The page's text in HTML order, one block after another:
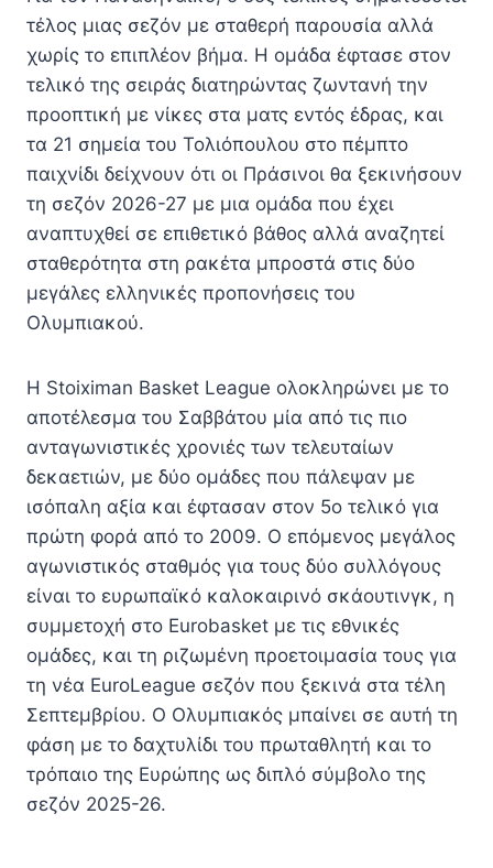
τέλος μιας σεζόν με σταθερή παρουσία αλλά
χωρίς το επιπλέον βήμα. Η ομάδα έφτασε στον
τελικό της σειράς διατηρώντας ζωντανή την
προοπτική με νίκες στα ματς εντός έδρας, και
τα 21 σημεία του Τολιόπουλου στο πέμπτο
παιχνίδι δείχνουν ότι οι Πράσινοι θα ξεκινήσουν
τη σεζόν 2026-27 με μια ομάδα που έχει
αναπτυχθεί σε επιθετικό βάθος αλλά αναζητεί
σταθερότητα στη ρακέτα μπροστά στις δύο
μεγάλες ελληνικές προπονήσεις του
Ολυμπιακού.
Η Stoiximan Basket League ολοκληρώνει με το
αποτέλεσμα του Σαββάτου μία από τις πιο
ανταγωνιστικές χρονιές των τελευταίων
δεκαετιών, με δύο ομάδες που πάλεψαν με
ισόπαλη αξία και έφτασαν στον 5ο τελικό για
πρώτη φορά από το 2009. Ο επόμενος μεγάλος
αγωνιστικός σταθμός για τους δύο συλλόγους
είναι το ευρωπαϊκό καλοκαιρινό σκάουτινγκ, η
συμμετοχή στο Eurobasket με τις εθνικές
ομάδες, και τη ριζωμένη προετοιμασία τους για
τη νέα EuroLeague σεζόν που ξεκινά στα τέλη
Σεπτεμβρίου. Ο Ολυμπιακός μπαίνει σε αυτή τη
φάση με το δαχτυλίδι του πρωταθλητή και το
τρόπαιο της Ευρώπης ως διπλό σύμβολο της
σεζόν 2025-26.